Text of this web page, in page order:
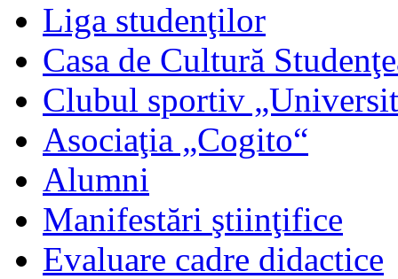
Liga studenţilor
Casa de Cultură
Clubul sportiv
Asociaţia „Cogito“
Alumni
Manifestări ştiinţifice
Evaluare cadre didactice